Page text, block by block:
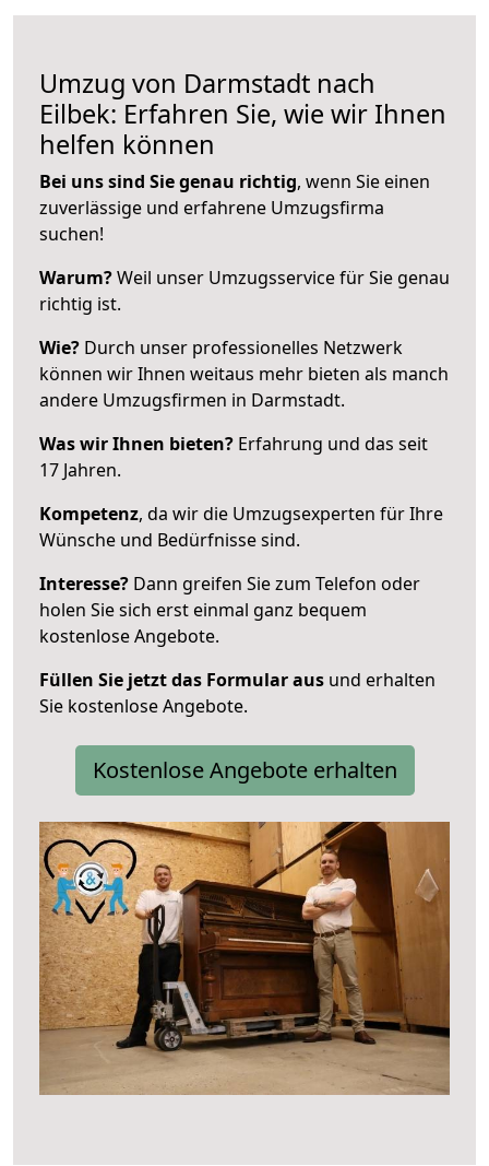
Umzug von Darmstadt nach
Eilbek: Erfahren Sie, wie wir Ihnen
helfen können
Bei uns sind Sie genau richtig, wenn Sie einen
zuverlässige und erfahrene Umzugsfirma
suchen!
Warum?Weil unser Umzugsservice für Sie genau
richtig ist.
Wie? Durch unser professionelles Netzwerk
können wir Ihnen weitaus mehr bieten als manch
andere Umzugsfirmen in Darmstadt.
Was wir Ihnen bieten? Erfahrung und das seit
17 Jahren.
Kompetenz, da wir die Umzugsexperten für Ihre
Wünsche und Bedürfnisse sind.
Interesse? Dann greifen Sie zum Telefon oder
holen Sie sich erst einmal ganz bequem
kostenlose Angebote.
Füllen Sie jetzt das Formular aus und erhalten
Sie kostenlose Angebote.
Kostenlose Angebote erhalten